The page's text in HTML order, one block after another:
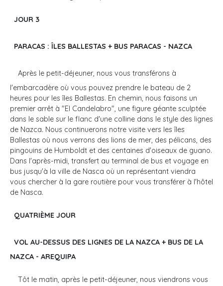
JOUR 3
PARACAS : ÎLES BALLESTAS + BUS PARACAS - NAZCA
Après le petit-déjeuner, nous vous transférons à
l'embarcadère où vous pouvez prendre le bateau de 2
heures pour les îles Ballestas. En chemin, nous faisons un
premier arrêt à "El Candelabro", une figure géante sculptée
dans le sable sur le flanc d'une colline dans le style des lignes
de Nazca. Nous continuerons notre visite vers les îles
Ballestas où nous verrons des lions de mer, des pélicans, des
pingouins de Humboldt et des centaines d'oiseaux de guano.
Dans l'après-midi, transfert au terminal de bus et voyage en
bus jusqu'à la ville de Nasca où un représentant viendra
vous chercher à la gare routière pour vous transférer à l'hôtel
de Nasca.
QUATRIÈME JOUR
VOL AU-DESSUS DES LIGNES DE LA NAZCA + BUS DE LA
NAZCA - AREQUIPA
Tôt le matin, après le petit-déjeuner, nous viendrons vous